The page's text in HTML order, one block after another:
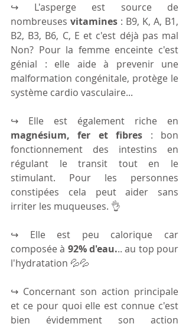
↪ L'asperge est source de
nombreuses vitamines : B9, K, A, B1,
B2, B3, B6, C, E et c'est déjà pas mal
Non? Pour la femme enceinte c'est
génial : elle aide à prevenir une
malformation congénitale, protège le
système cardio vasculaire...
magnésium, fer et fibres : bon
fonctionnement des intestins en
régulant le transit tout en le
stimulant. Pour les personnes
constipées cela peut aider sans
irriter les muqueuses. 👌
↪ Elle est peu calorique car
composée à 92% d'eau... au top pour
l'hydratation 💦💦
↪ Concernant son action principale
et ce pour quoi elle est connue c'est